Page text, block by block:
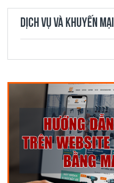
DỊCH VỤ VÀ KHUYẾN MẠI